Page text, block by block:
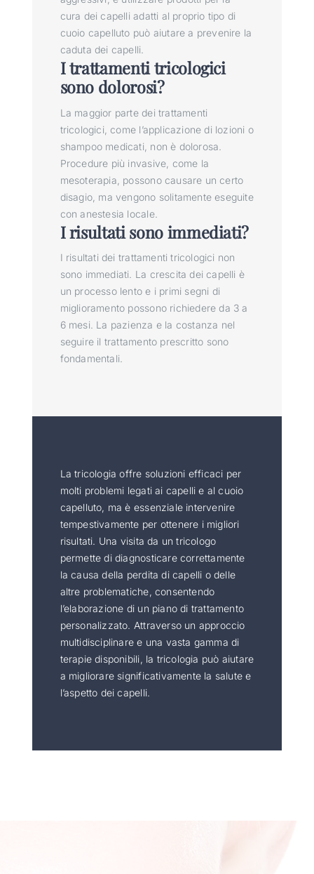
cura dei capelli adatti al proprio tipo di
cuoio capelluto può aiutare a prevenire la
caduta dei capelli.
I trattamenti tricologici
sono dolorosi?
La maggior parte dei trattamenti
tricologici, come l’applicazione di lozioni o
shampoo medicati, non è dolorosa.
Procedure più invasive, come la
mesoterapia, possono causare un certo
disagio, ma vengono solitamente eseguite
con anestesia locale.
I risultati sono immediati?
I risultati dei trattamenti tricologici non
sono immediati. La crescita dei capelli è
un processo lento e i primi segni di
miglioramento possono richiedere da 3 a
6 mesi. La pazienza e la costanza nel
seguire il trattamento prescritto sono
fondamentali.
La tricologia offre soluzioni efficaci per
molti problemi legati ai capelli e al cuoio
capelluto, ma è essenziale intervenire
tempestivamente per ottenere i migliori
risultati. Una visita da un tricologo
permette di diagnosticare correttamente
la causa della perdita di capelli o delle
altre problematiche, consentendo
l’elaborazione di un piano di trattamento
personalizzato. Attraverso un approccio
multidisciplinare e una vasta gamma di
terapie disponibili, la tricologia può aiutare
a migliorare significativamente la salute e
l’aspetto dei capelli.